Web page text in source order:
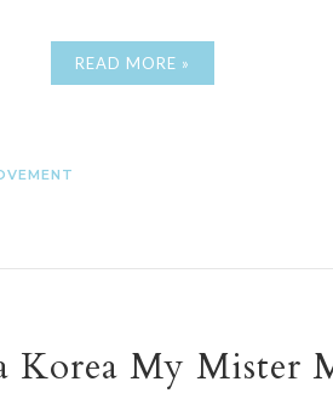
READ MORE »
Korea My Mister